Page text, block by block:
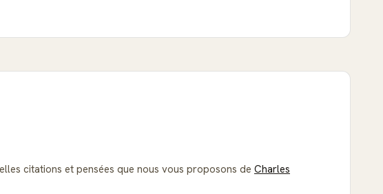
citations et pensées que nous vous proposons de Charles